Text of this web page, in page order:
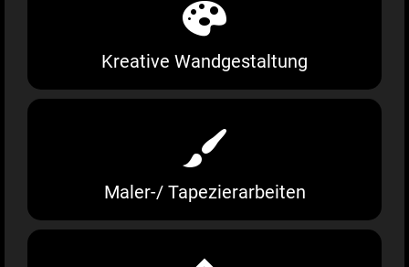
Kreative Wandgestaltung
Maler-/ Tapezierarbeiten